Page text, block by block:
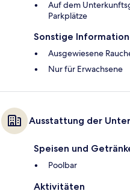
Auf dem
Parkplätze
Sonstige
Ausgewiesene
Nur für Erwachsene
Ausstattung der
Speisen und
Poolbar
Aktivitäten